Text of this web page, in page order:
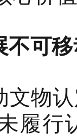
不可
文物
履行